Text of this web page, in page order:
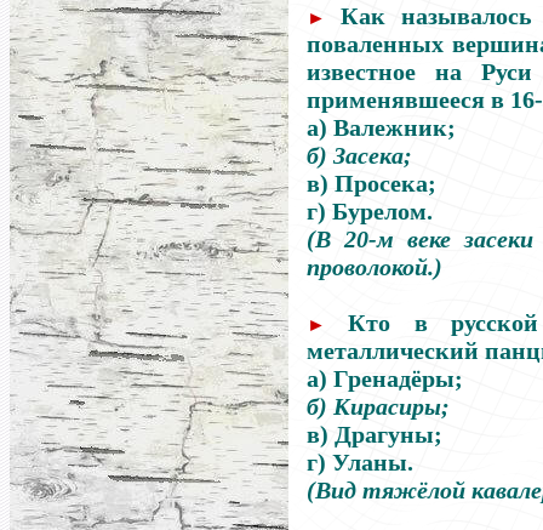
►
Как называлось
поваленных
известное на
применявшееся в
а) Валежник;
б) Засека;
в) Просека;
г) Бурелом.
(В 20-м веке
проволокой.)
►
Кто в
металлический
а) Гренадёры;
б) Кирасиры;
в) Драгуны;
г) Уланы.
(Вид тяжёлой